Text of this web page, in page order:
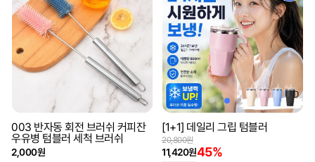
003 반자동 회전 브러쉬 커피잔
우유병 텀블러 세척 브러쉬
2,000원
[1+1] 데일리 그립 텀블러
11,420원45%
20,800원